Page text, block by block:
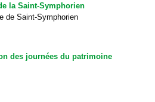
la Saint-Symphorien
de Saint-Symphorien
des journées du patrimoine